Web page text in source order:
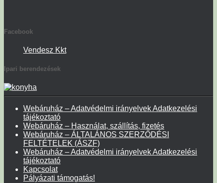
Facebook
Vendesz Kkt
Ipari berendezések
Webáruház – Adatvédelmi irányelvek Adatkezelési
tájékoztató
Webáruház – Használat, szállítás, fizetés
Webáruház – ÁLTALÁNOS SZERZŐDÉSI
FELTÉTELEK (ÁSZF)
Webáruház – Adatvédelmi irányelvek Adatkezelési
tájékoztató
Kapcsolat
Pályázati támogatás!